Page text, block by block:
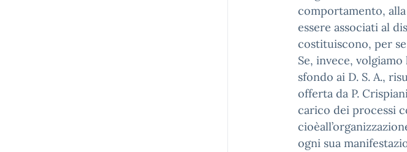
comportamento,
essere associati al
costituiscono, per
Se, invece,
sfondo ai D. S. A.,
offerta da P.
carico dei processi
ogni sua